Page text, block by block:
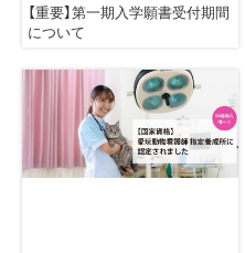
【重要】第一期入学願書受付期間
について